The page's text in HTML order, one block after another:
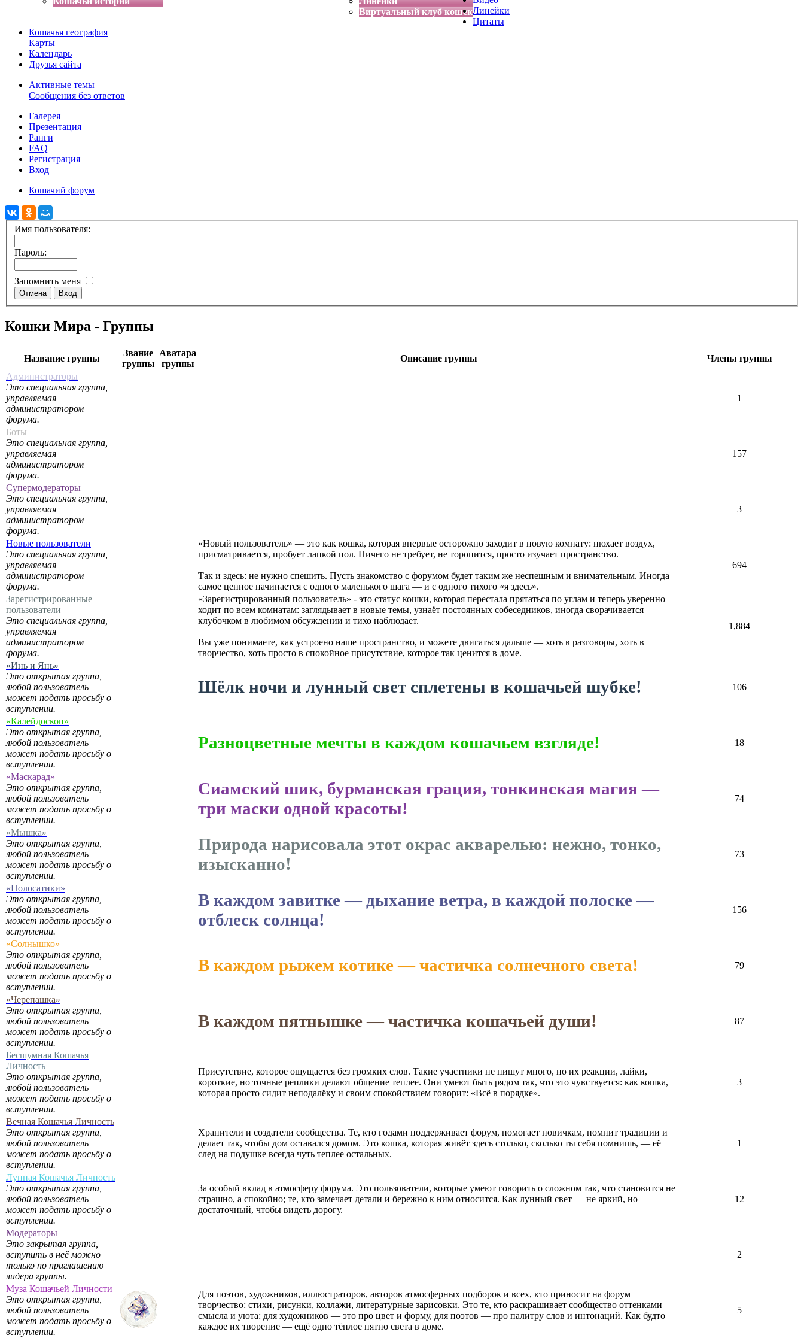
Виртуальный клуб кошекЛинейки
Цитаты
Кошачья география
Карты
Календарь
Друзья сайта
Активные темы
Сообщения без ответов
Галерея
Презентация
Ранги
FAQ
Регистрация
Вход
Кошачий форум
Имя пользователя:
Пароль:
Запомнить меня
Кошки Мира - Группы
Название группы
Звание
группы
Аватара
группы
Описание группы
Члены группы
Администраторы
Это специальная группа,
управляемая
администратором
форума.
1
Боты
Это специальная группа,
управляемая
администратором
форума.
157
Супермодераторы
Это специальная группа,
управляемая
администратором
форума.
3
Новые пользователи
Это специальная группа,
управляемая
администратором
форума.
«Новый пользователь» — это как кошка, которая впервые осторожно заходит в новую комнату: нюхает воздух,
присматривается, пробует лапкой пол. Ничего не требует, не торопится, просто изучает пространство.
Так и здесь: не нужно спешить. Пусть знакомство с форумом будет таким же неспешным и внимательным. Иногда
самое ценное начинается с одного маленького шага — и с одного тихого «я здесь».
694
Зарегистрированные
пользователи
Это специальная группа,
управляемая
администратором
форума.
«Зарегистрированный пользователь» - это статус кошки, которая перестала прятаться по углам и теперь уверенно
ходит по всем комнатам: заглядывает в новые темы, узнаёт постоянных собеседников, иногда сворачивается
клубочком в любимом обсуждении и тихо наблюдает.
Вы уже понимаете, как устроено наше пространство, и можете двигаться дальше — хоть в разговоры, хоть в
творчество, хоть просто в спокойное присутствие, которое так ценится в доме.
1,884
«Инь и Янь»
Это открытая группа,
любой пользователь
может подать просьбу о
вступлении.
Шёлк ночи и лунный свет сплетены в кошачьей шубке! 106
«Калейдоскоп»
Это открытая группа,
любой пользователь
может подать просьбу о
вступлении.
Разноцветные мечты в каждом кошачьем взгляде! 18
«Маскарад»
Это открытая группа,
любой пользователь
может подать просьбу о
вступлении.
Сиамский шик, бурманская грация, тонкинская магия —
три маски одной красоты!
74
«Мышка»
Это открытая группа,
любой пользователь
может подать просьбу о
вступлении.
Природа нарисовала этот окрас акварелью: нежно, тонко,
изысканно!
73
«Полосатики»
Это открытая группа,
любой пользователь
может подать просьбу о
вступлении.
В каждом завитке — дыхание ветра, в каждой полоске —
отблеск солнца!
156
«Солнышко»
Это открытая группа,
любой пользователь
может подать просьбу о
вступлении.
В каждом рыжем котике — частичка солнечного света! 79
«Черепашка»
Это открытая группа,
любой пользователь
может подать просьбу о
вступлении.
В каждом пятнышке — частичка кошачьей души! 87
Бесшумная Кошачья
Личность
Это открытая группа,
любой пользователь
может подать просьбу о
вступлении.
Присутствие, которое ощущается без громких слов. Такие участники не пишут много, но их реакции, лайки,
короткие, но точные реплики делают общение теплее. Они умеют быть рядом так, что это чувствуется: как кошка,
которая просто сидит неподалёку и своим спокойствием говорит: «Всё в порядке».
3
Вечная Кошачья Личность
Это открытая группа,
любой пользователь
может подать просьбу о
вступлении.
Хранители и создатели сообщества. Те, кто годами поддерживает форум, помогает новичкам, помнит традиции и
делает так, чтобы дом оставался домом. Это кошка, которая живёт здесь столько, сколько ты себя помнишь, — её
след на подушке всегда чуть теплее остальных.
1
Лунная Кошачья Личность
Это открытая группа,
любой пользователь
может подать просьбу о
вступлении.
За особый вклад в атмосферу форума. Это пользователи, которые умеют говорить о сложном так, что становится не
страшно, а спокойно; те, кто замечает детали и бережно к ним относится. Как лунный свет — не яркий, но
достаточный, чтобы видеть дорогу.
12
Модераторы
Это закрытая группа,
вступить в неё можно
только по приглашению
лидера группы.
2
Муза Кошачьей Личности
Это открытая группа,
любой пользователь
может подать просьбу о
вступлении.
Для поэтов, художников, иллюстраторов, авторов атмосферных подборок и всех, кто приносит на форум
творчество: стихи, рисунки, коллажи, литературные зарисовки. Это те, кто раскрашивает сообщество оттенками
смысла и уюта: для художников — это про цвет и форму, для поэтов — про палитру слов и интонаций. Как будто
каждое их творение — ещё одно тёплое пятно света в доме.
5